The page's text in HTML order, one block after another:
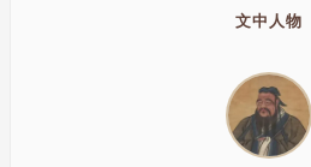
文中人物